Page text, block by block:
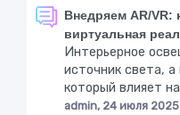
Внедряем AR/VR:
виртуальная
Интерьерное
источник света,
который влияет на
admin, 24 июля 2025